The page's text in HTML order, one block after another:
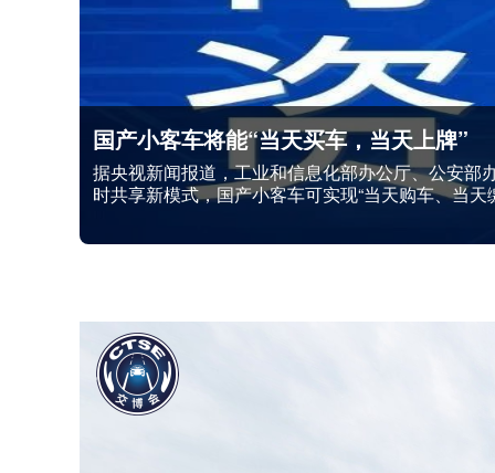
交通新质力 四新筑平安 | 第十六届中国
2026年4月24日，为期3天的第十六届中国国际道
帷幕。本届交博会以“交通新质力四新筑平安”为主
孪生、交通违...